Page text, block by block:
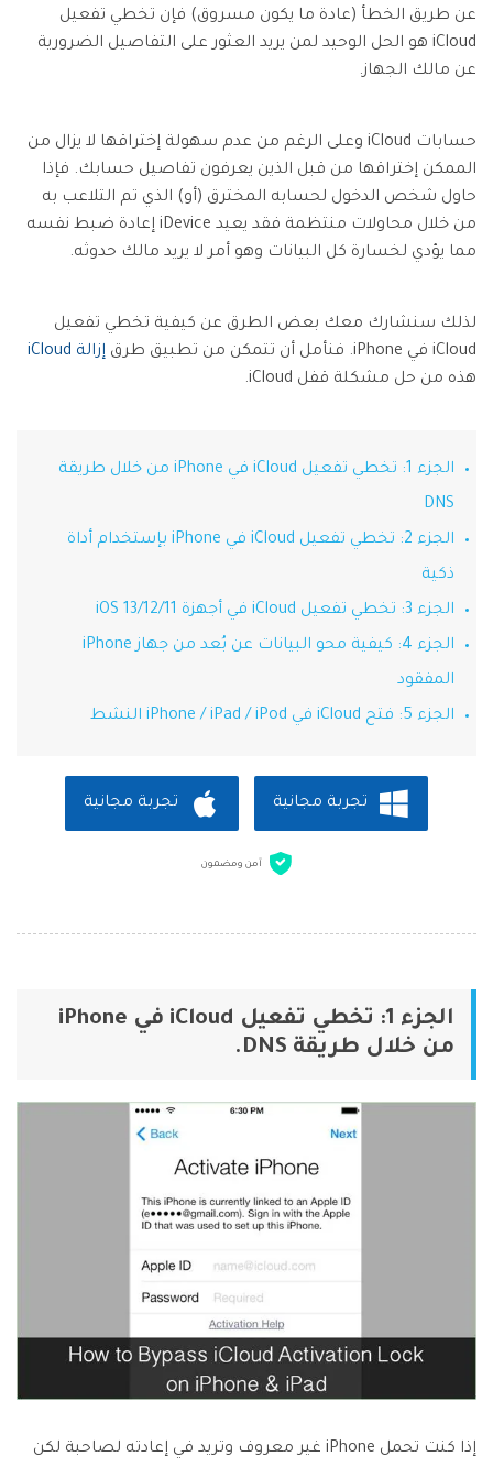
الإبداع الرقمي
الصور
مركز الإبداع
منتجات المخططات والرسومات
قوالب واجهة المستخدم وتجربة المستخدم
دمج ملفات PDF
قوالب PDF
نقل بيانات الجوال.
Repairit
استعادة الفيديوهات التالفة.
استكشف
منتجات إدارة البيانات
إصلاح الفيديوهات
نقل WhatsApp
تعقب الموقع
تسجيل الدخول
Screen Unlock
إزالة أنواع مختلفة من شاشات القفل للجوال
iOS
Android
استعادة بيانات الهاتف المحذوفة أو المفقودة
iOS
Android
WhatsApp Transfer
نقل بيانات WhatsApp ونسخها احتياطيًا واستعادتها
إصلاح مشاكل نظام الهاتف بنقرة واحدة
iOS
Android
Phone Transfer
iOS & Android
عرض مجموعة الأدوات الكاملة
مزيد من الحلول
عن طريق الخطأ (عادة ما يكون مسروق) فإن تخطي تفعيل
iCloud هو الحل الوحيد لمن يريد العثور على التفاصيل الضرورية
عن مالك الجهاز.
حسابات iCloud وعلى الرغم من عدم سهولة إختراقها لا يزال من
الممكن إختراقها من قبل الذين يعرفون تفاصيل حسابك. فإذا
حاول شخص الدخول لحسابه المخترق (أو) الذي تم التلاعب به
من خلال محاولات منتظمة فقد يعيد iDevice إعادة ضبط نفسه
مما يؤدي لخسارة كل البيانات وهو أمر لا يريد مالك حدوثه.
لذلك سنشارك معك بعض الطرق عن كيفية تخطي تفعيل
iCloud في iPhone. فنأمل أن تتمكن من تطبيق طرق
إزالة iCloud
هذه من حل مشكلة قفل iCloud.
الجزء 1: تخطي تفعيل iCloud في iPhone من خلال طريقة
DNS
الجزء 2: تخطي تفعيل iCloud في iPhone بإستخدام أداة
ذكية
الجزء 3: تخطي تفعيل iCloud في أجهزة iOS 13/12/11
الجزء 4: كيفية محو البيانات عن بُعد من جهاز iPhone
المفقود
الجزء 5: فتح iCloud في iPhone / iPad / iPod النشط
تجربة مجانية تجربة مجانية
آمن ومضمون
الجزء 1: تخطي تفعيل iCloud في iPhone
من خلال طريقة DNS.
إذا كنت تحمل iPhone غير معروف وتريد في إعادته لصاحبة لكن